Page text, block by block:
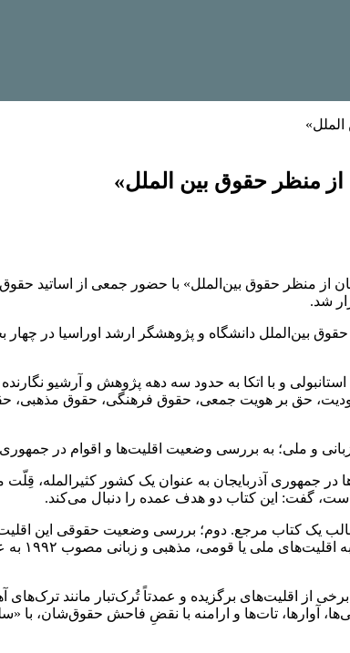
منظر حقوق بین الملل»
از منظر حقوق بین‌الملل» با حضور جمعی از اساتید
شد.
و با اتکا به حدود سه دهه پژوهش و آرشیو
حق بر هویت جمعی، حقوق فرهنگی، حقوق مذهبی،
و ملی؛ به بررسی وضعیت اقلیت‌ها و اقوام در جمهوری
در جمهوری آذربایجان به عنوان یک کشور کثیرالمله، قِلّت
است، گفت: این کتاب دو هدف عمده را دنبال می‌کند.
یک کتاب مرجع. دوم؛ بررسی وضعیت حقوقی این
موازین و
از اقلیت‌های برگزیده و عمدتاً تُرک‌تبار مانند ترک‌های
آوارها، تات‌ها و ارامنه با نقضِ فاحش حقوق‌شان،